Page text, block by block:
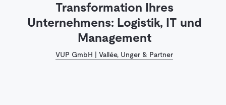
Transformation Ihres
Unternehmens: Logistik, IT und
Management
VUP GmbH | Vallée, Unger & Partner